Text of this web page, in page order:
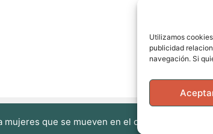
Utilizamos
publicidad
navegación. Si
que se mueven en el cuerpo, en la